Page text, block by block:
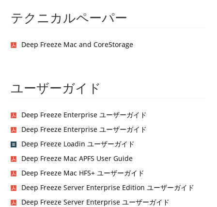
テクニカルペーパー
Deep Freeze Mac and CoreStorage
ユーザーガイド
Deep Freeze Enterprise ユーザーガイド
Deep Freeze Enterprise ユーザーガイド
Deep Freeze Loadin ユーザーガイド
Deep Freeze Mac APFS User Guide
Deep Freeze Mac HFS+ ユーザーガイド
Deep Freeze Server Enterprise Edition ユーザーガイド
Deep Freeze Server Enterprise ユーザーガイド